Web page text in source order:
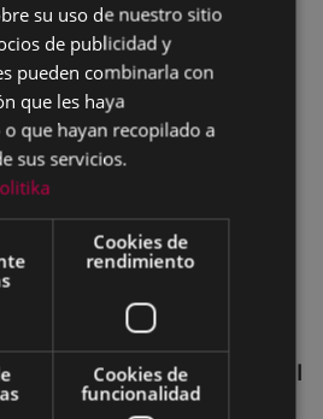
por el Pleno Municipal
julio de 2026
su uso de nuestro sitio
de publicidad y
pueden combinarla con
que les haya
que hayan recopilado a
sus servicios.
Cookies de
rendimiento
Cookies de
funcionalidad